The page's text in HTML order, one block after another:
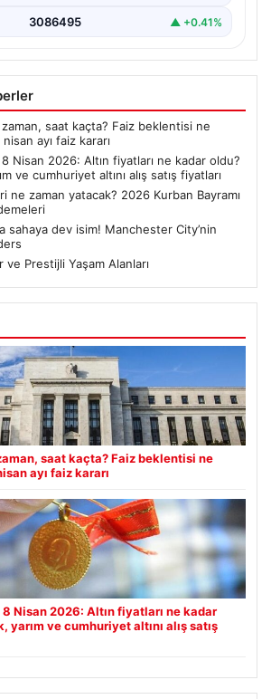
3086495 ▲ +0.41%
zaman, saat kaçta? Faiz beklentisi ne
ayı faiz kararı
8 Nisan 2026: Altın fiyatları ne kadar oldu?
ve cumhuriyet altını alış satış fiyatları
ne zaman yatacak? 2026 Kurban Bayramı
sahaya dev isim! Manchester City’nin
Prestijli Yaşam Alanları
saat kaçta? Faiz beklentisi ne
ayı faiz kararı
8 Nisan 2026: Altın fiyatları ne kadar
yarım ve cumhuriyet altını alış satış